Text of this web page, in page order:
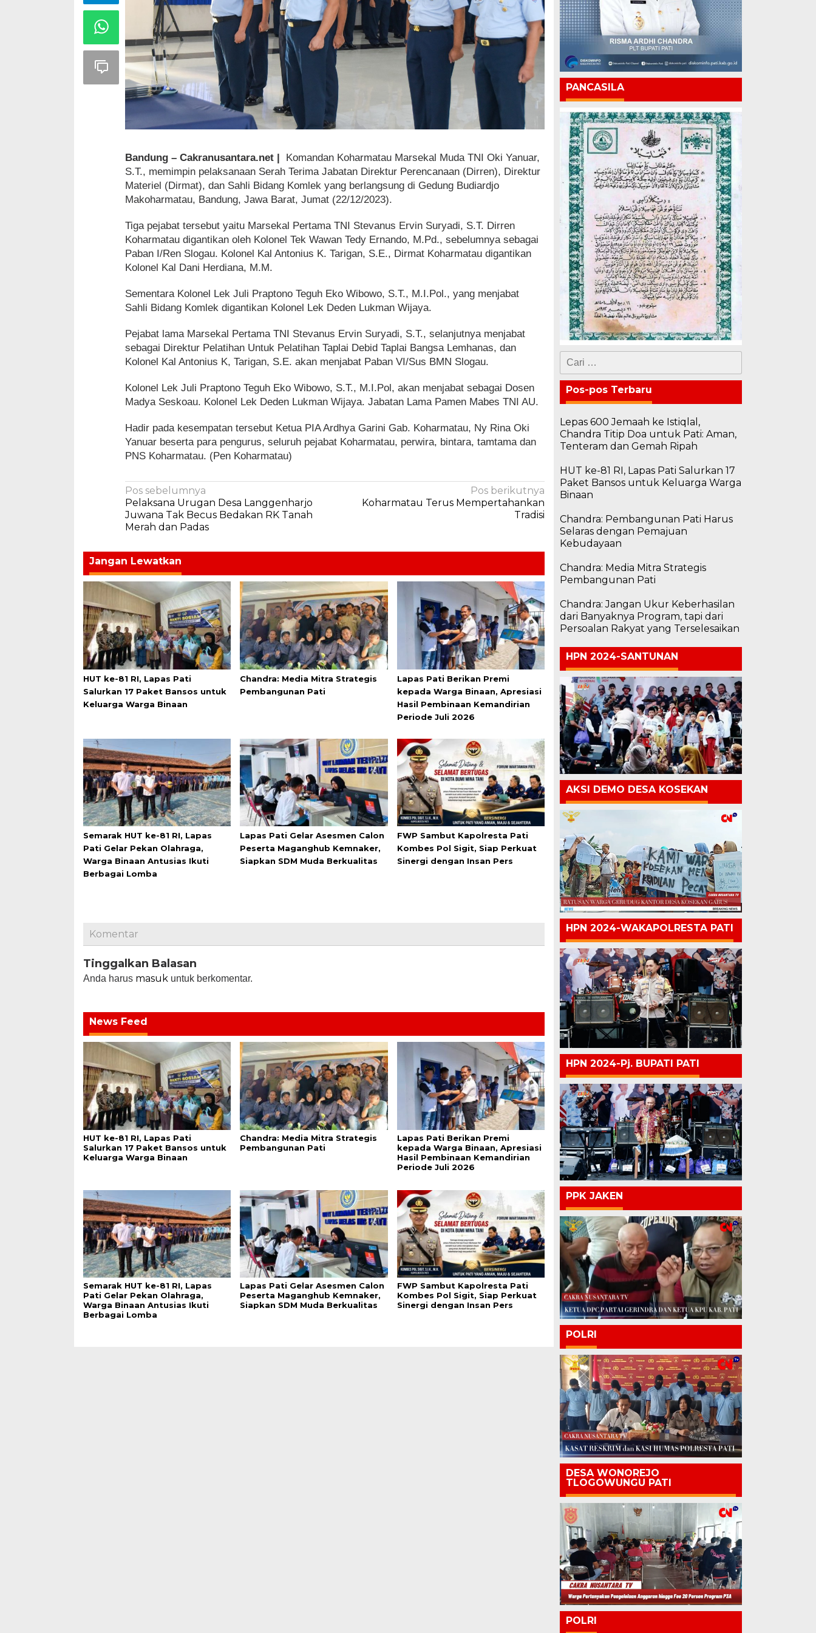
Bandung – Cakranusantara.net |
Komandan Koharmatau Marsekal Muda TNI Oki Yanuar,
S.T., memimpin pelaksanaan Serah Terima Jabatan Direktur Perencanaan (Dirren), Direktur
Materiel (Dirmat), dan Sahli Bidang Komlek yang berlangsung di Gedung Budiardjo
Makoharmatau, Bandung, Jawa Barat, Jumat (22/12/2023).
Tiga pejabat tersebut yaitu Marsekal Pertama TNI Stevanus Ervin Suryadi, S.T. Dirren
Koharmatau digantikan oleh Kolonel Tek Wawan Tedy Ernando, M.Pd., sebelumnya sebagai
Paban I/Ren Slogau. Kolonel Kal Antonius K. Tarigan, S.E., Dirmat Koharmatau digantikan
Kolonel Kal Dani Herdiana, M.M.
Sementara Kolonel Lek Juli Praptono Teguh Eko Wibowo, S.T., M.I.Pol., yang menjabat
Sahli Bidang Komlek digantikan Kolonel Lek Deden Lukman Wijaya.
Pejabat lama Marsekal Pertama TNI Stevanus Ervin Suryadi, S.T., selanjutnya menjabat
sebagai Direktur Pelatihan Untuk Pelatihan Taplai Debid Taplai Bangsa Lemhanas, dan
Kolonel Kal Antonius K, Tarigan, S.E. akan menjabat Paban VI/Sus BMN Slogau.
Kolonel Lek Juli Praptono Teguh Eko Wibowo, S.T., M.I.Pol, akan menjabat sebagai Dosen
Madya Seskoau. Kolonel Lek Deden Lukman Wijaya. Jabatan Lama Pamen Mabes TNI AU.
Hadir pada kesempatan tersebut Ketua PIA Ardhya Garini Gab. Koharmatau, Ny Rina Oki
Yanuar beserta para pengurus, seluruh pejabat Koharmatau, perwira, bintara, tamtama dan
PNS Koharmatau. (Pen Koharmatau)
Navigasi
pos
Pos sebelumnya
Pelaksana Urugan Desa Langgenharjo
Juwana Tak Becus Bedakan RK Tanah
Merah dan Padas
Pos berikutnya
Koharmatau Terus Mempertahankan
Tradisi
Jangan Lewatkan
HUT ke-81 RI, Lapas Pati
Salurkan 17 Paket Bansos untuk
Keluarga Warga Binaan
Chandra: Media Mitra Strategis
Pembangunan Pati
Lapas Pati Berikan Premi
kepada Warga Binaan, Apresiasi
Hasil Pembinaan Kemandirian
Periode Juli 2026
Semarak HUT ke-81 RI, Lapas
Pati Gelar Pekan Olahraga,
Warga Binaan Antusias Ikuti
Berbagai Lomba
Lapas Pati Gelar Asesmen Calon
Peserta Maganghub Kemnaker,
Siapkan SDM Muda Berkualitas
FWP Sambut Kapolresta Pati
Kombes Pol Sigit, Siap Perkuat
Sinergi dengan Insan Pers
Komentar
Tinggalkan Balasan
Anda harus masuk untuk berkomentar.
News Feed
HUT ke-81 RI, Lapas Pati
Salurkan 17 Paket Bansos untuk
Keluarga Warga Binaan
Chandra: Media Mitra Strategis
Pembangunan Pati
Lapas Pati Berikan Premi
kepada Warga Binaan, Apresiasi
Hasil Pembinaan Kemandirian
Periode Juli 2026
Semarak HUT ke-81 RI, Lapas
Pati Gelar Pekan Olahraga,
Warga Binaan Antusias Ikuti
Berbagai Lomba
Lapas Pati Gelar Asesmen Calon
Peserta Maganghub Kemnaker,
Siapkan SDM Muda Berkualitas
FWP Sambut Kapolresta Pati
Kombes Pol Sigit, Siap Perkuat
Sinergi dengan Insan Pers
PANCASILA
Cari
untuk:
Pos-pos Terbaru
Lepas 600 Jemaah ke Istiqlal,
Chandra Titip Doa untuk Pati: Aman,
Tenteram dan Gemah Ripah
HUT ke-81 RI, Lapas Pati Salurkan 17
Paket Bansos untuk Keluarga Warga
Binaan
Chandra: Pembangunan Pati Harus
Selaras dengan Pemajuan
Kebudayaan
Chandra: Media Mitra Strategis
Pembangunan Pati
Chandra: Jangan Ukur Keberhasilan
dari Banyaknya Program, tapi dari
Persoalan Rakyat yang Terselesaikan
HPN 2024-SANTUNAN
AKSI DEMO DESA KOSEKAN
HPN 2024-WAKAPOLRESTA PATI
HPN 2024-Pj. BUPATI PATI
PPK JAKEN
POLRI
DESA WONOREJO
TLOGOWUNGU PATI
POLRI